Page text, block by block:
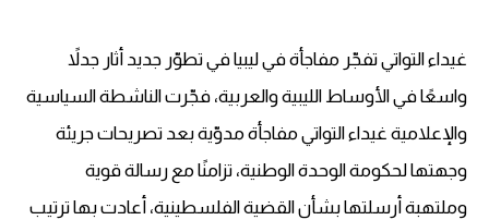
غيداء التواتي تفجّر مفاجأة في ليبيا في تطوّر جديد أثار جدلاً
واسعًا في الأوساط الليبية والعربية، فجّرت الناشطة السياسية
والإعلامية غيداء التواتي مفاجأة مدوّية بعد تصريحات جريئة
وجهتها لحكومة الوحدة الوطنية، تزامنًا مع رسالة قوية
وملتهبة أرسلتها بشأن القضية الفلسطينية، أعادت بها ترتيب